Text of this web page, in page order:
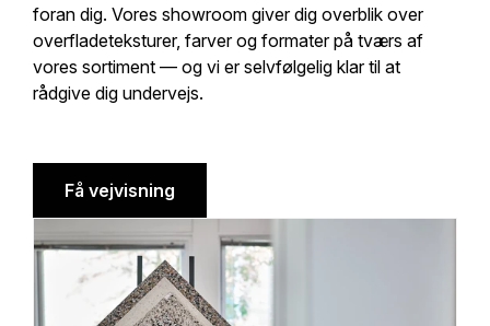
foran dig. Vores showroom giver dig overblik over
overfladeteksturer, farver og formater på tværs af
vores sortiment — og vi er selvfølgelig klar til at
rådgive dig undervejs.
Få vejvisning